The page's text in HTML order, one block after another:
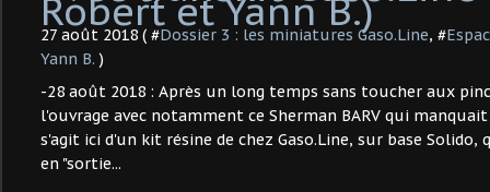
Robert et Yann B.)
27 août 2018 ( #Dossier 3 : les miniatures Gaso.Line, #
Yann B. )
-28 août 2018 : Après un long temps sans toucher aux
l'ouvrage avec notamment ce Sherman BARV qui
s'agit ici d'un kit résine de chez Gaso.Line, sur base
en "sortie...